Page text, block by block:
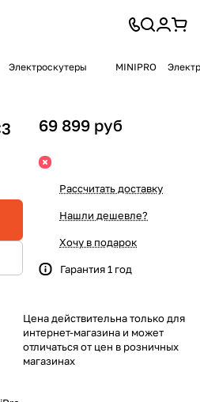
Электроскутеры MINIPRO
69 899 руб
Рассчитать доставку
Нашли дешевле?
Хочу в подарок
Гарантия 1 год
Цена действительна только для
интернет-магазина и может
отличаться от цен в розничных
магазинах